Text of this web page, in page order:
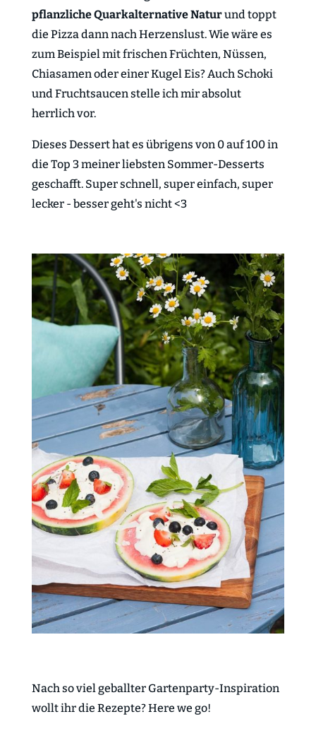
pflanzliche Quarkalternative Naturund toppt
die Pizza dann nach Herzenslust. Wie wäre es
zum Beispiel mit frischen Früchten, Nüssen,
Chiasamen oder einer Kugel Eis? Auch Schoki
und Fruchtsaucen stelle ich mir absolut
herrlich vor.
Dieses Dessert hat es übrigens von 0 auf 100 in
die Top 3 meiner liebsten Sommer-Desserts
geschafft. Super schnell, super einfach, super
lecker - besser geht's nicht <3
Nach so viel geballter Gartenparty-Inspiration
wollt ihr die Rezepte? Here we go!